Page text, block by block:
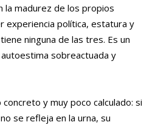
la madurez de los propios
experiencia política, estatura y
ninguna de las tres. Es un
sobreactuada y
y muy poco calculado: si
se refleja en la urna, su